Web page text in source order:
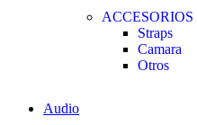
ACCESORIOS
Straps
Camara
Otros
Audio